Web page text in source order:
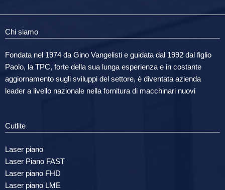
Chi siamo
Fondata nel 1974 da Gino Vangelisti e guidata dal 1992 dal figlio
Paolo, la TPC, forte della sua lunga esperienza e in costante
aggiornamento sugli sviluppi del settore, è diventata azienda
leader a livello nazionale nella fornitura di macchinari nuovi
Cutlite
Laser piano
Laser Piano FAST
Laser piano FHD
Laser piano LME